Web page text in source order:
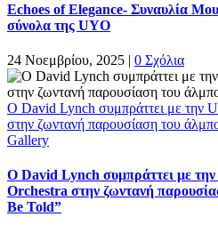
Echoes of Elegance- Συναυλία
σύνολα της UYO
24 Νοεμβρίου, 2025 | 0 Σχόλια
Ο David Lynch συμπράττει με την
στην ζωντανή παρουσίαση του
Gallery
Ο David Lynch συμπράττει με
Orchestra στην ζωντανή
Be Told”